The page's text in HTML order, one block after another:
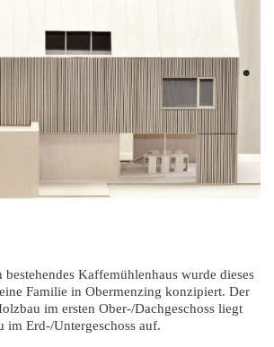
Next
Kaffemühlenhaus wurde dieses
Familie in Obermenzing konzipiert. Der
im ersten Ober-/Dachgeschoss liegt
im Erd-/Untergeschoss auf.